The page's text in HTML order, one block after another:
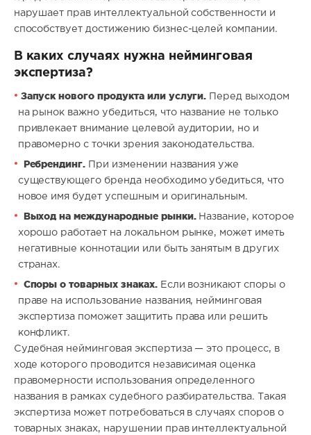
нарушает прав интеллектуальной собственности и
способствует достижению бизнес-целей компании.
В каких случаях нужна нейминговая
экспертиза?
Запуск нового продукта или услуги. Перед выходом
на рынок важно убедиться, что название не только
привлекает внимание целевой аудитории, но и
правомерно с точки зрения законодательства.
Ребрендинг. При изменении названия уже
существующего бренда необходимо убедиться, что
новое имя будет успешным и оригинальным.
Выход на международные рынки.Название, которое
хорошо работает на локальном рынке, может иметь
негативные коннотации или быть занятым в других
странах.
Споры о товарных знаках.Если возникают споры о
праве на использование названия, нейминговая
экспертиза поможет защитить права или решить
конфликт.
Судебная нейминговая экспертиза — это процесс, в
ходе которого проводится независимая оценка
правомерности использования определенного
названия в рамках судебного разбирательства. Такая
экспертиза может потребоваться в случаях споров о
товарных знаках, нарушении прав интеллектуальной